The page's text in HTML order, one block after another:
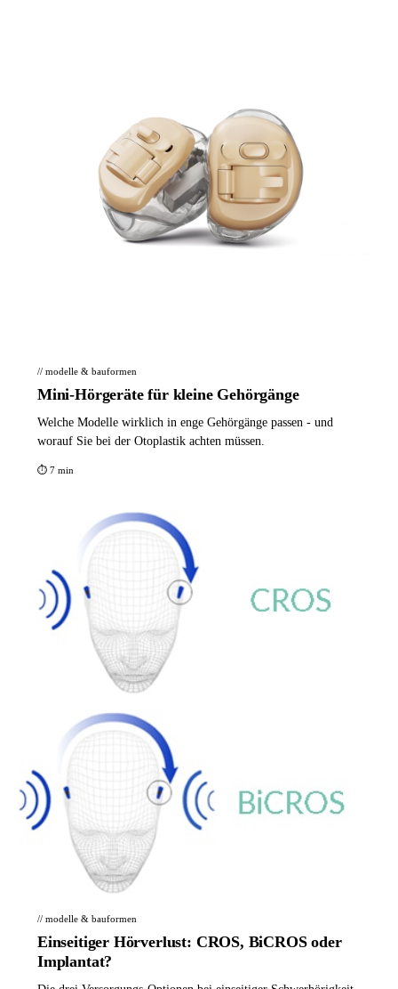
// modelle & bauformen
Mini-Hörgeräte für kleine Gehörgänge
Welche Modelle wirklich in enge Gehörgänge passen - und
worauf Sie bei der Otoplastik achten müssen.
⏱ 7 min
// modelle & bauformen
Einseitiger Hörverlust: CROS, BiCROS oder
Implantat?